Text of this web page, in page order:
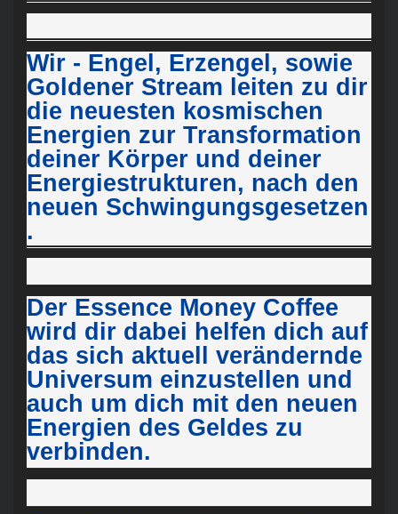
Wir - Engel, Erzengel, sowie
Goldener Stream leiten zu dir
die neuesten kosmischen
Energien zur Transformation
deiner Körper und deiner
Energiestrukturen, nach den
neuen Schwingungsgesetzen
.
Der Essence Money Coffee
wird dir dabei helfen dich auf
das sich aktuell verändernde
Universum einzustellen und
auch um dich mit den neuen
Energien des Geldes zu
verbinden.